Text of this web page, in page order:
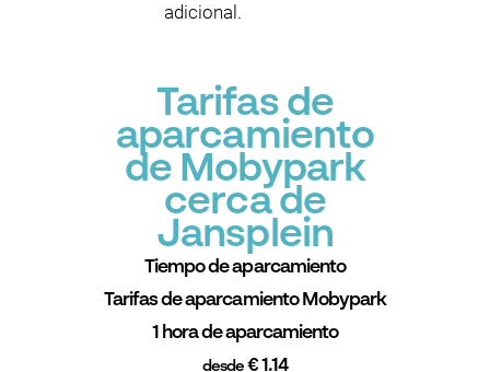
adicional.
Tarifas de
aparcamiento
de Mobypark
cerca de
Jansplein
Tiempo de aparcamiento
Tarifas de aparcamiento Mobypark
1 hora de aparcamiento
desde€ 1.14